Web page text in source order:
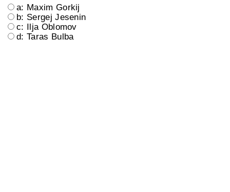
a: Maxim Gorkij
b: Sergej Jesenin
c: Ilja Oblomov
d: Taras Bulba